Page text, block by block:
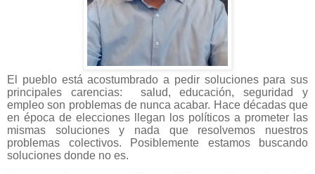
El pueblo está acostumbrado a pedir soluciones para sus
principales carencias:
salud, educación, seguridad y
empleo son problemas de nunca acabar. Hace décadas que
en época de elecciones llegan los políticos a prometer las
mismas soluciones y nada que resolvemos nuestros
problemas colectivos. Posiblemente estamos buscando
soluciones donde no es.